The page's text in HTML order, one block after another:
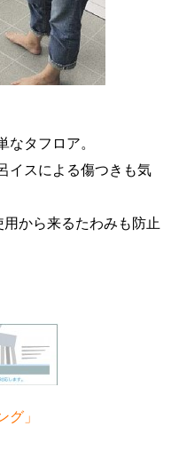
タフロア。
イスによる傷つきも気
から来るたわみも防止
」